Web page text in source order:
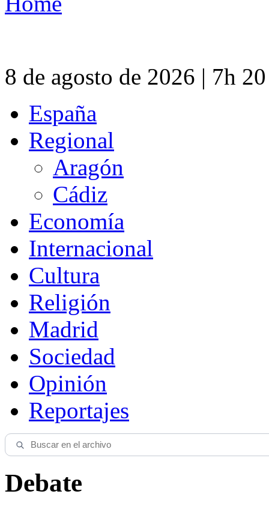
8 de agosto de 2026 | 7h
España
Regional
Aragón
Cádiz
Economía
Internacional
Cultura
Religión
Madrid
Sociedad
Opinión
Reportajes
Debate